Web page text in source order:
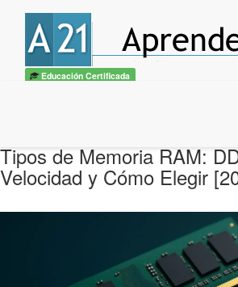
Educación Certificada
Tipos de Memoria RAM:
Velocidad y Cómo Elegir